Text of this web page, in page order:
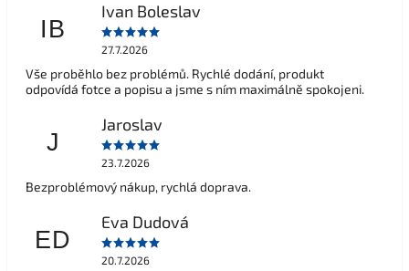
IB
Ivan Boleslav
27.7.2026
Vše proběhlo bez problémů. Rychlé dodání, produkt
odpovídá fotce a popisu a jsme s ním maximálně spokojeni.
J
Jaroslav
23.7.2026
Bezproblémový nákup, rychlá doprava.
ED
Eva Dudová
20.7.2026